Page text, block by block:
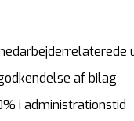
af bilag
i administrationstid